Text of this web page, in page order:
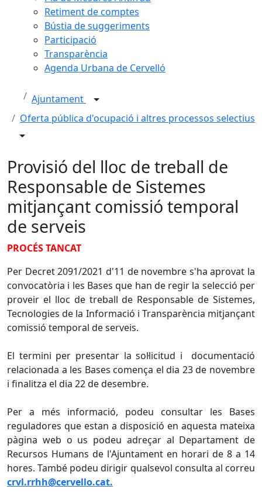
Retiment de comptes
Bústia de suggeriments
Participació
Transparència
Agenda Urbana de Cervelló
Ajuntament
Oferta pública d'ocupació i altres processos selectius
Provisió del lloc de treball de
Responsable de Sistemes
mitjançant comissió temporal
de serveis
PROCÉS TANCAT
Per Decret 2091/2021 d'11 de novembre s'ha aprovat la
convocatòria i les Bases que han de regir la selecció per
proveir el lloc de treball de Responsable de Sistemes,
Tecnologies de la Informació i Transparència mitjançant
comissió temporal de serveis.
El termini per presentar la sol·licitud i documentació
relacionada a les Bases comença el dia 23 de novembre
i finalitza el dia 22 de desembre.
Per a més informació, podeu consultar les Bases
reguladores que estan a disposició en aquesta mateixa
pàgina web o us podeu adreçar al Departament de
Recursos Humans de l'Ajuntament en horari de 8 a 14
hores. També podeu dirigir qualsevol consulta al correu
crvl.rrhh@cervello.cat.